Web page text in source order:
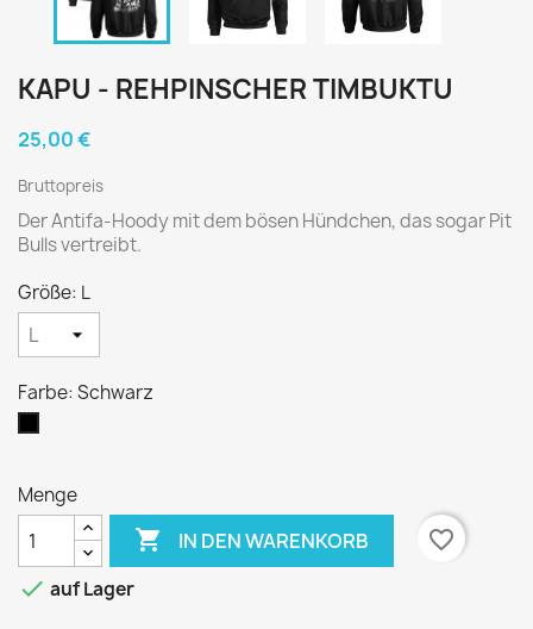
KAPU - REHPINSCHER TIMBUKTU
25,00 €
Bruttopreis
Der Antifa-Hoody mit dem bösen Hündchen, das sogar Pit
Bulls vertreibt.
Größe: L
Farbe: Schwarz
Menge
 IN DEN WARENKORB
favorite_border
 auf Lager